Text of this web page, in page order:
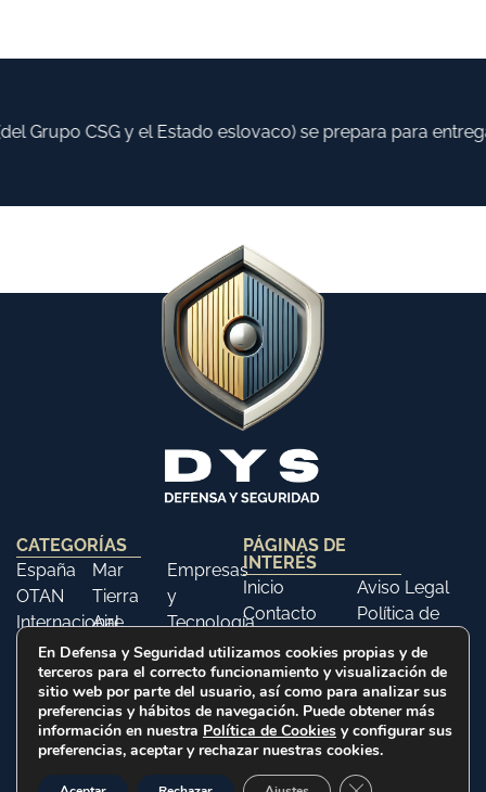
Grupo CSG y el Estado eslovaco) se prepara para
CATEGORÍAS
España
OTAN
Internacional
Opinión
Mar
Tierra
Aire
Libros
Empresas
y
Tecnología
Ferias y
Eventos
Historia
PÁGINAS DE
INTERÉS
Inicio
Contacto
Aviso Legal
Política de
Política de
Cookies
2025 © Defensa y Seguridad. Todos los derechos
En Defensa y Seguridad utilizamos cookies propias y de
terceros para el correcto funcionamiento y visualización de
sitio web por parte del usuario, así como para analizar sus
preferencias y hábitos de navegación. Puede obtener más
información en nuestra Política de Cookies y configurar sus
preferencias, aceptar y rechazar nuestras cookies.
Cerrar el banner